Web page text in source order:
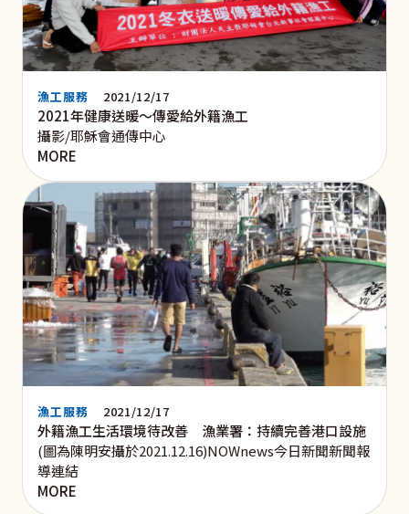
漁工服務 2021/12/17
2021年健康送暖～傳愛給外籍漁工
攝影/耶穌會通傳中心
MORE
漁工服務 2021/12/17
外籍漁工生活環境待改善 漁業署：持續完善港口設施
(圖為陳明安攝於2021.12.16)NOWnews今日新聞新聞報
導連結
MORE